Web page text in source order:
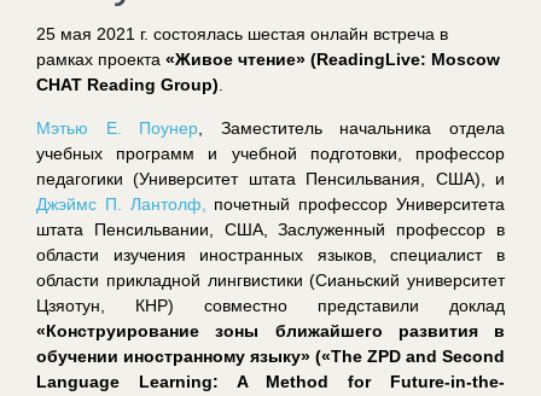
25 мая 2021 г. состоялась шестая онлайн встреча в
рамках проекта «Живое чтение» (ReadingLive: Moscow
CHAT Reading Group).
Мэтью Е. Поунер, Заместитель начальника отдела
учебных программ и учебной подготовки, профессор
педагогики (Университет штата Пенсильвания, США), и
Джэймс П. Лантолф, почетный профессор Университета
штата Пенсильвании, США, Заслуженный профессор в
области изучения иностранных языков, специалист в
области прикладной лингвистики (Сианьский университет
Цзяотун, КНР) совместно представили доклад
«Конструирование зоны ближайшего развития в
обучении иностранному языку» («The ZPD and Second
Language Learning: A Method for Future-in-the-